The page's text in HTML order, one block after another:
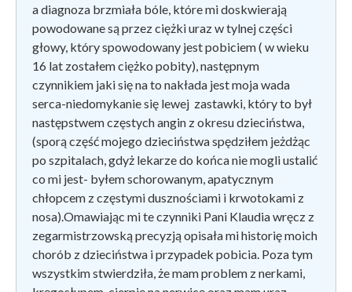
a diagnoza brzmiała bóle, które mi doskwierają
powodowane są przez ciężki uraz w tylnej części
głowy, który spowodowany jest pobiciem ( w wieku
16 lat zostałem ciężko pobity), następnym
czynnikiem jaki się na to nakłada jest moja wada
serca-niedomykanie się lewej zastawki, który to był
następstwem częstych angin z okresu dzieciństwa,
(sporą część mojego dzieciństwa spędziłem jeżdżąc
po szpitalach, gdyż lekarze do końca nie mogli ustalić
co mi jest- byłem schorowanym, apatycznym
chłopcem z częstymi dusznościami i krwotokami z
nosa).Omawiając mi te czynniki Pani Klaudia wręcz z
zegarmistrzowską precyzją opisała mi historię moich
chorób z dzieciństwa i przypadek pobicia. Poza tym
wszystkim stwierdziła, że mam problem z nerkami,